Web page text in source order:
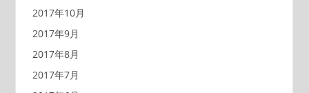
2017年10月
2017年9月
2017年8月
2017年7月